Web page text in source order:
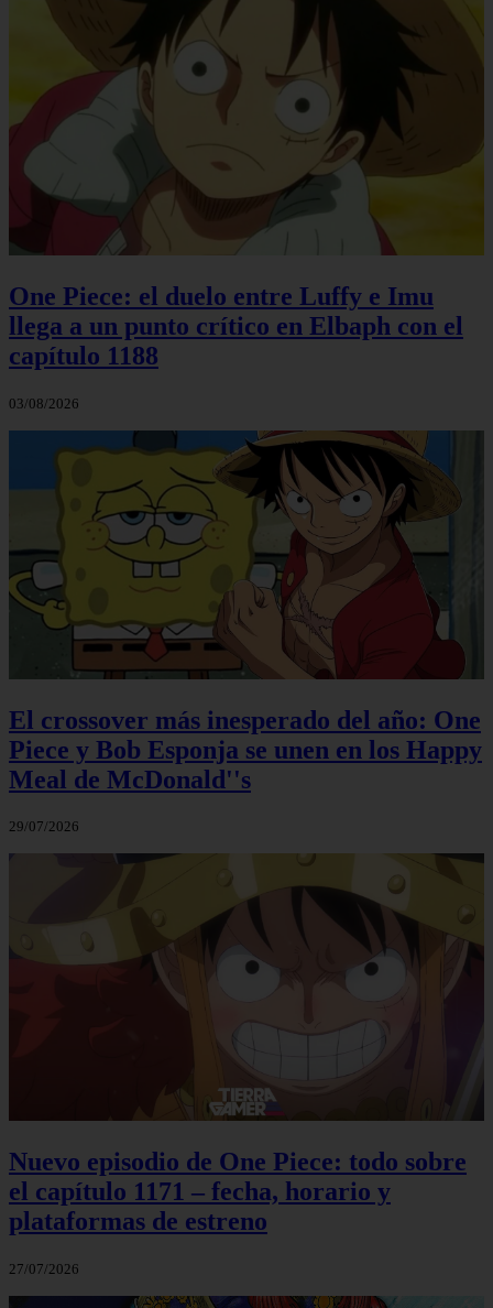
One Piece: el duelo entre Luffy e Imu
llega a un punto crítico en Elbaph con el
capítulo 1188
03/08/2026
El crossover más inesperado del año: One
Piece y Bob Esponja se unen en los Happy
Meal de McDonald''s
29/07/2026
Nuevo episodio de One Piece: todo sobre
el capítulo 1171 – fecha, horario y
plataformas de estreno
27/07/2026